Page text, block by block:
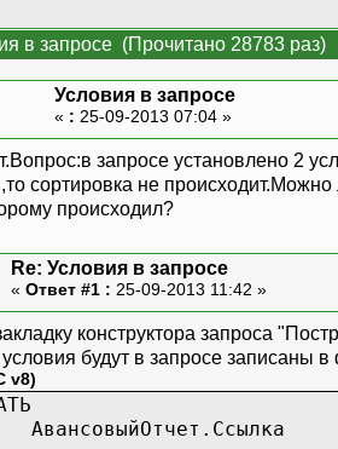
в запросе (Прочитано 28783 раз)
Условия в запросе
« : 25-09-2013 07:04 »
запросе установлено 2
сортировка не
происходил?
Re: Условия в запросе
« Ответ #1 : 25-09-2013 11:42 »
конструктора запроса
условия будут в запросе записаны
v8)